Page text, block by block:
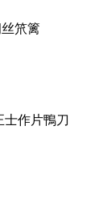
丝笊篱
士作片鴨刀